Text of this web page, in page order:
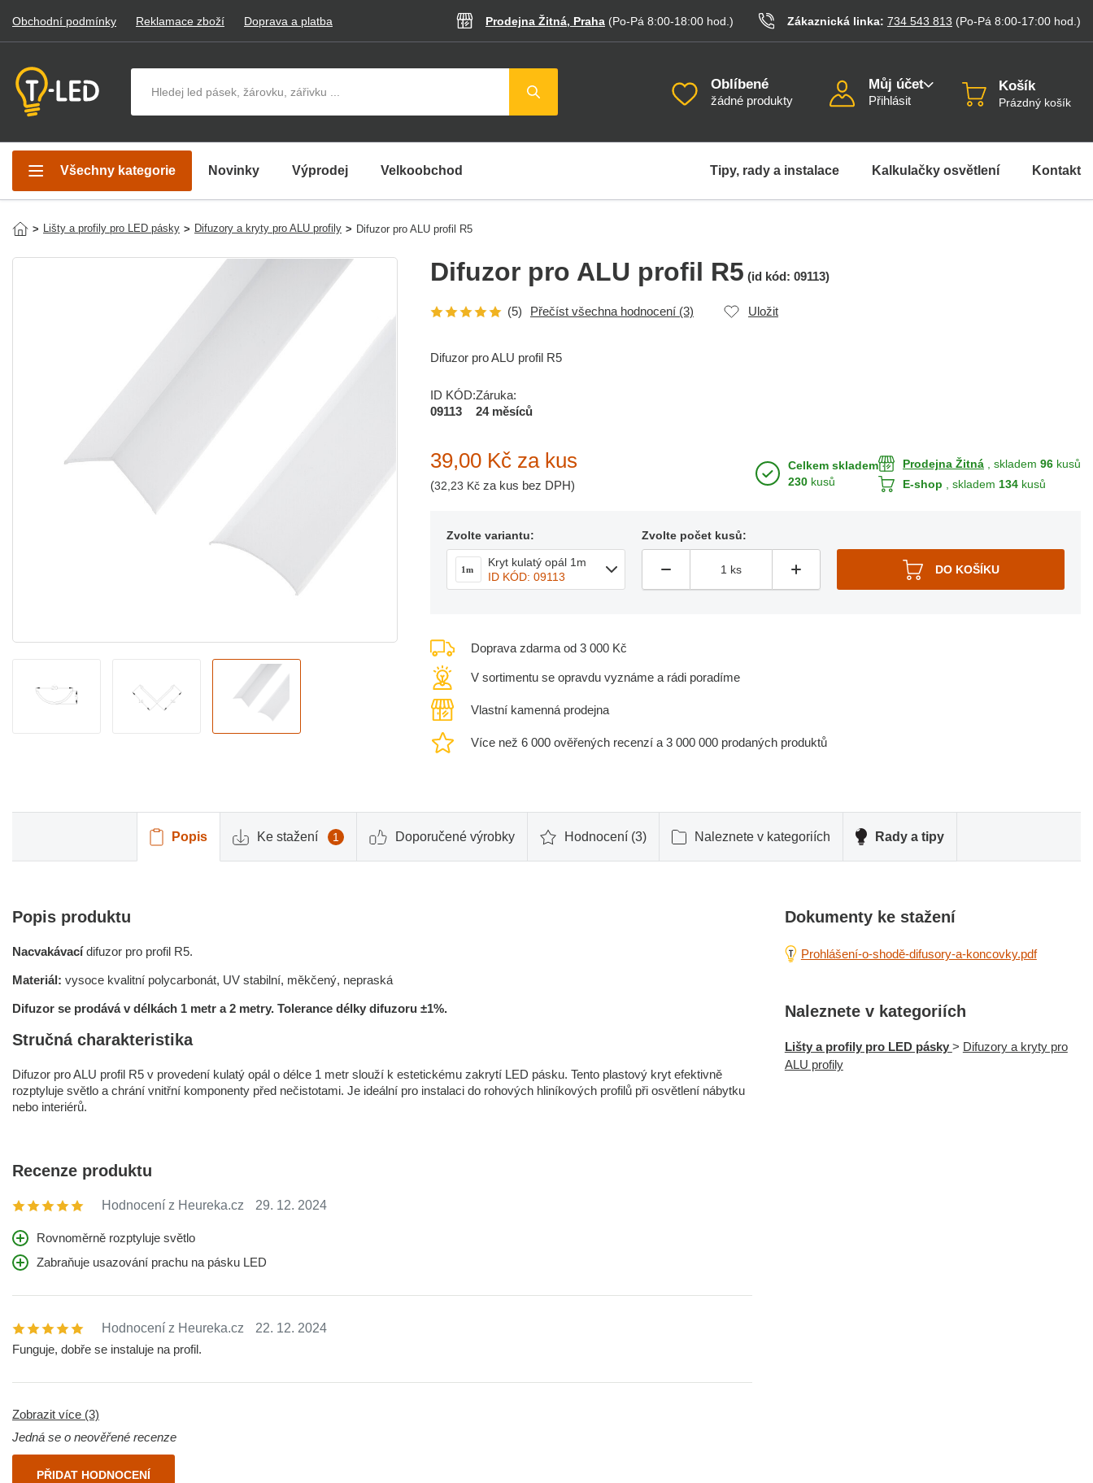
Obchodní podmínky Reklamace zboží Doprava a platba Prodejna Žitná, Praha (Po-Pá 8:00-18:00 hod. ) Zákaznická linka: 734 543 813 (Po-Pá 8:00-17:00 hod. )
Oblíbené
žádné produkty
Můj účet
Přihlásit
Košík
Prázdný košík
Všechny kategorie Novinky Výprodej Velkoobchod Tipy, rady a instalace Kalkulačky osvětlení Kontakt
> Lišty a profily pro LED pásky > Difuzory a kryty pro ALU profily > Difuzor pro ALU profil R5
Difuzor pro ALU profil R5 (id kód: 09113)
(5) Přečíst všechna hodnocení (3) Uložit
Difuzor pro ALU profil R5
ID KÓD:
09113
Záruka:
24 měsíců
39,00 Kč za kus
(32,23 Kč za kus bez DPH)
Celkem skladem
230 kusů
Prodejna Žitná , skladem 96 kusů
E-shop
, skladem 134 kusů
Zvolte variantu:
1m
Kryt kulatý opál 1m
ID KÓD: 09113
Zvolte počet kusů:
Doprava zdarma od 3 000 Kč
V sortimentu se opravdu vyznáme a rádi poradíme
Vlastní kamenná prodejna
Více než 6 000 ověřených recenzí a 3 000 000 prodaných produktů
Popis Ke stažení 1 Doporučené výrobky Hodnocení (3) Naleznete v kategoriích Rady a tipy
Popis produktu
Nacvakávacídifuzor pro profil R5.
Materiál: vysoce kvalitní polycarbonát, UV stabilní, měkčený, nepraská
Difuzor se prodává v délkách 1 metr a 2 metry. Tolerance délky difuzoru ±1%.
Stručná charakteristika
Difuzor pro ALU profil R5 v provedení kulatý opál o délce 1 metr slouží k estetickému zakrytí LED pásku. Tento plastový kryt efektivně
rozptyluje světlo a chrání vnitřní komponenty před nečistotami. Je ideální pro instalaci do rohových hliníkových profilů při osvětlení nábytku
nebo interiérů.
Recenze produktu
Hodnocení z Heureka.cz 29. 12. 2024
Rovnoměrně rozptyluje světlo
Zabraňuje usazování prachu na pásku LED
Hodnocení z Heureka.cz
22. 12. 2024
Funguje, dobře se instaluje na profil.
Zobrazit více (3)
Jedná se o neověřené recenze
PŘIDAT HODNOCENÍ
Dokumenty ke stažení
Prohlášení-o-shodě-difusory-a-koncovky.pdf
Naleznete v kategoriích
Lišty a profily pro LED pásky > Difuzory a kryty pro
ALU profily